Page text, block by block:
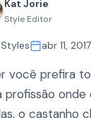
Kat Jorie
Style Editor
Styles abr 11, 2017
você prefira
profissão
o castanho